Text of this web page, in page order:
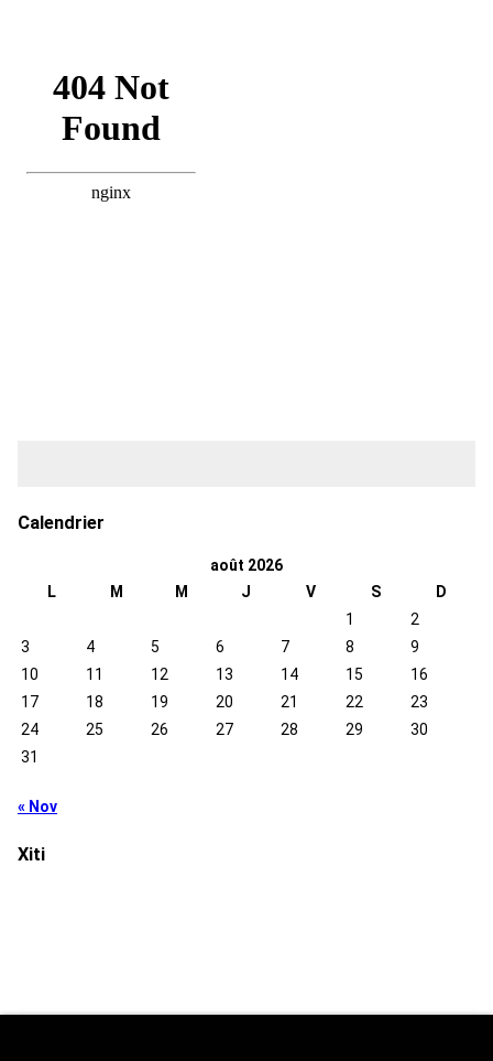
Calendrier
août 2026
L
M M J V S
D
1
2
3
4 5 6 7 8
9
10
11 12 13 14 15
16
17
18 19 20 21 22
23
24
25 26 27 28 29
30
31
« Nov
Xiti